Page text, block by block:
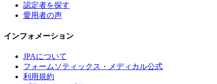
認定者を探す
愛用者の声
インフォメーション
JPAについて
フォームソティックス・メディカル公式
利用規約